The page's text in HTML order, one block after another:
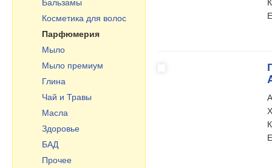
Эмалированная посуда
Маленькие подарки
Разделочные доски
Косметика для волос
Парфюмерия
Мыло
Мыло премиум
Глина
Чай и Травы
Масла
Здоровье
БАД
Прочее